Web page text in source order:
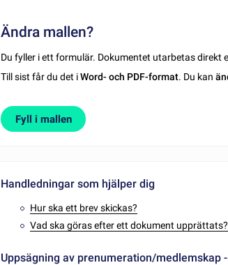
Ändra mallen?
Du fyller i ett formulär. Dokumentet utarbetas direkt
Till sist får du det iWord- och PDF-format. Du kan
Fyll i mallen
Handledningar som hjälper dig
Hur ska ett brev skickas?
Vad ska göras efter ett dokument upprättats?
Uppsägning av prenumeration/medlemskap